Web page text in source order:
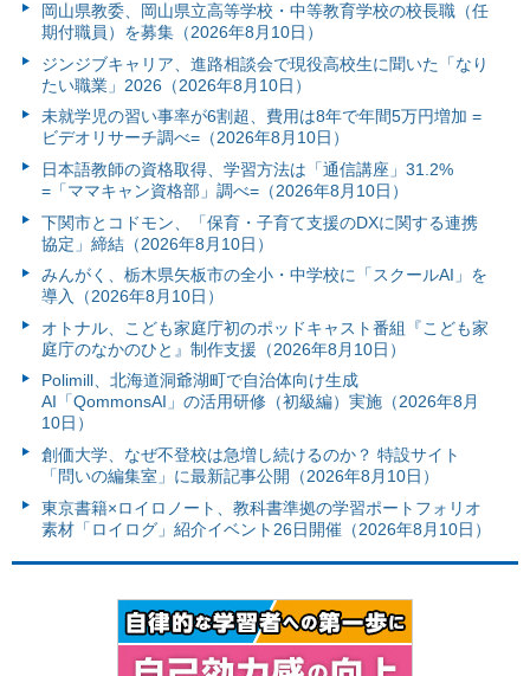
岡山県教委、岡山県立高等学校・中等教育学校の校長職（任
期付職員）を募集（2026年8月10日）
ジンジブキャリア、進路相談会で現役高校生に聞いた「なり
たい職業」2026（2026年8月10日）
未就学児の習い事率が6割超、費用は8年で年間5万円増加 =
ビデオリサーチ調べ=（2026年8月10日）
日本語教師の資格取得、学習方法は「通信講座」31.2%
=「ママキャン資格部」調べ=（2026年8月10日）
下関市とコドモン、「保育・子育て支援のDXに関する連携
協定」締結（2026年8月10日）
みんがく、栃木県矢板市の全小・中学校に「スクールAI」を
導入（2026年8月10日）
オトナル、こども家庭庁初のポッドキャスト番組『こども家
庭庁のなかのひと』制作支援（2026年8月10日）
Polimill、北海道洞爺湖町で自治体向け生成
AI「QommonsAI」の活用研修（初級編）実施（2026年8月
10日）
創価大学、なぜ不登校は急増し続けるのか？ 特設サイト
「問いの編集室」に最新記事公開（2026年8月10日）
東京書籍×ロイロノート、教科書準拠の学習ポートフォリオ
素材「ロイログ」紹介イベント26日開催（2026年8月10日）